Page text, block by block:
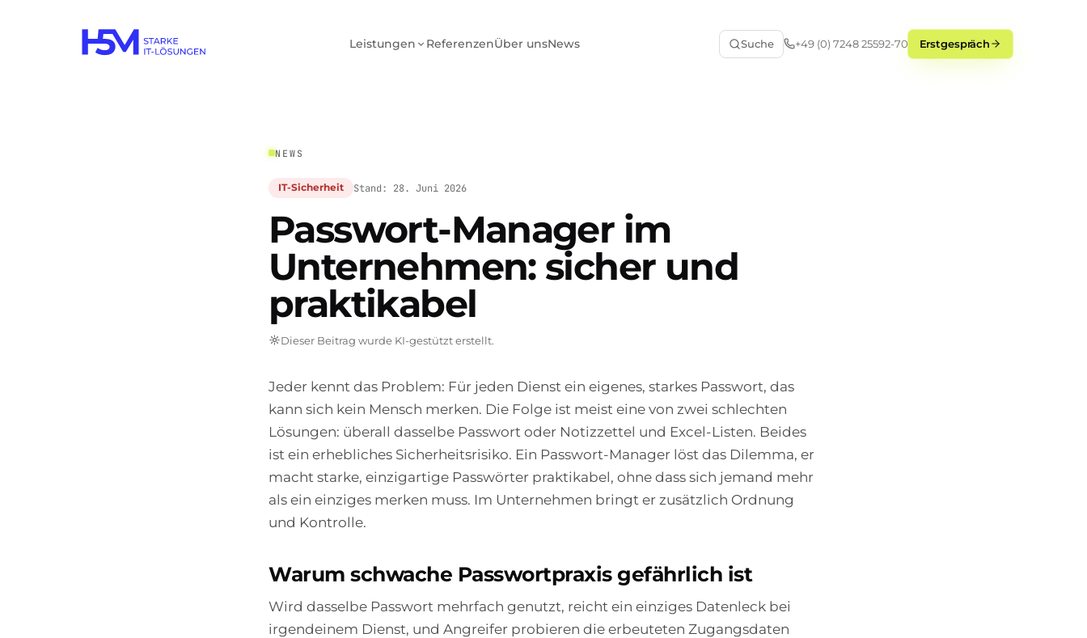
Leistungen ReferenzenÜber unsNews Suche +49 (0) 7248 25592-70 Erstgespräch
NEWS
IT-Sicherheit Stand: 28. Juni 2026
Passwort-Manager im
Unternehmen: sicher und
praktikabel
Dieser Beitrag wurde KI-gestützt erstellt.
Jeder kennt das Problem: Für jeden Dienst ein eigenes, starkes Passwort, das
kann sich kein Mensch merken. Die Folge ist meist eine von zwei schlechten
Lösungen: überall dasselbe Passwort oder Notizzettel und Excel-Listen. Beides
ist ein erhebliches Sicherheitsrisiko. Ein Passwort-Manager löst das Dilemma, er
macht starke, einzigartige Passwörter praktikabel, ohne dass sich jemand mehr
als ein einziges merken muss. Im Unternehmen bringt er zusätzlich Ordnung
und Kontrolle.
Warum schwache Passwortpraxis gefährlich ist
Wird dasselbe Passwort mehrfach genutzt, reicht ein einziges Datenleck bei
irgendeinem Dienst, und Angreifer probieren die erbeuteten Zugangsdaten